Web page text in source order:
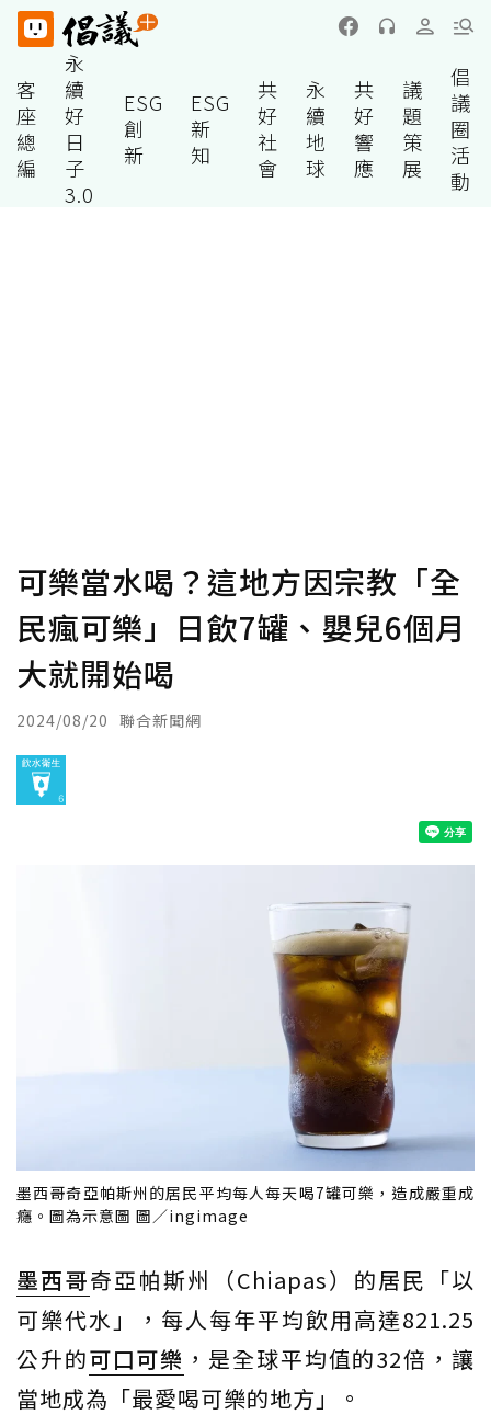
客
座
總
編
永
續
好
日
子
3.0
ESG
創
新
ESG
新
知
共
好
社
會
永
續
地
球
共
好
響
應
議
題
策
展
倡
議
圈
活
動
可樂當水喝？這地方因宗教「全
民瘋可樂」日飲7罐、嬰兒6個月
大就開始喝
2024/08/20 聯合新聞網
墨西哥奇亞帕斯州的居民平均每人每天喝7罐可樂，造成嚴重成
癮。圖為示意圖 圖／ingimage
墨西哥奇亞帕斯州（Chiapas）的居民「以
可樂代水」，每人每年平均飲用高達821.25
公升的可口可樂 ，是全球平均值的32倍，讓
當地成為「最愛喝可樂的地方」。